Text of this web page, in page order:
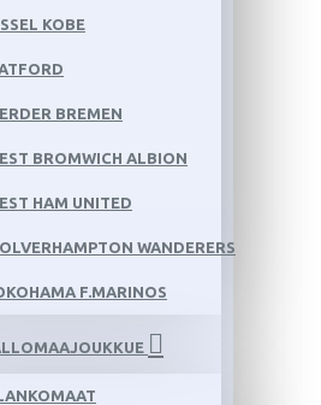
KOBE
BREMEN
BROMWICH ALBION
HAM UNITED
WANDERERS
F.MARINOS